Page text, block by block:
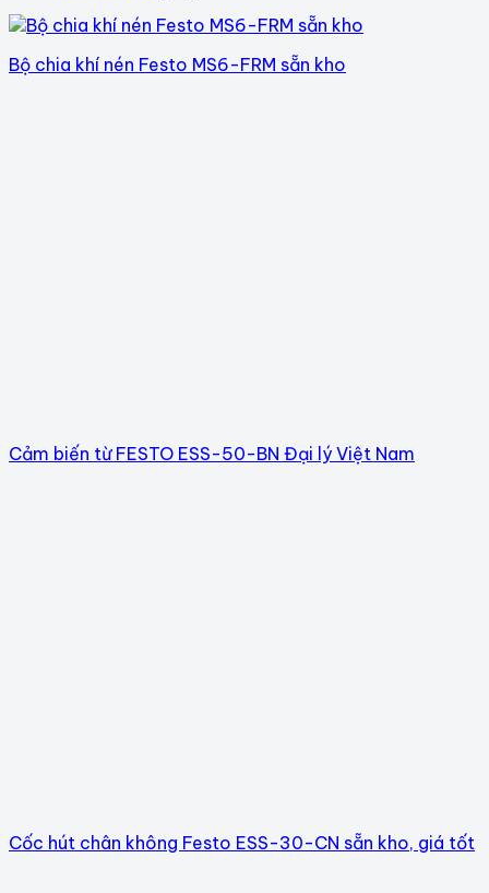
Bộ chia khí nén Festo MS6-FRM sẵn kho
Cảm biến từ FESTO ESS-50-BN Đại lý Việt Nam
Cốc hút chân không Festo ESS-30-CN sẵn kho, giá tốt